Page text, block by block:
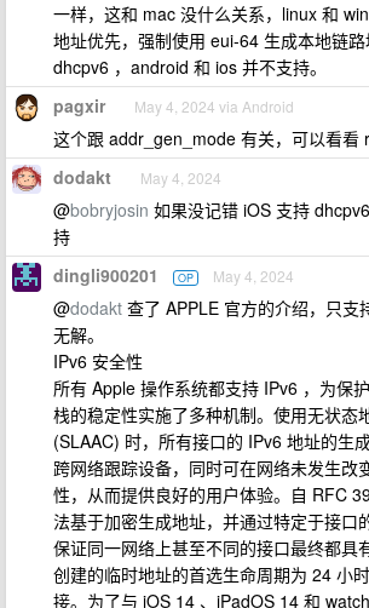
一样，这和 mac 没什么关系，linux 和
地址优先，强制使用 eui-64 生成本地链
dhcpv6 ，android 和 ios 并不支持。
pagxir May 4, 2024 via Android
这个跟 addr_gen_mode 有关，可以看看
dodakt May 4, 2024
@bobryjosin 如果没记错 iOS 支持
持
dingli900201 OP May 4, 2024
@dodakt 查了 APPLE 官方的介绍，只支
无解。
IPv6 安全性
所有 Apple 操作系统都支持 IPv6 ，为保
栈的稳定性实施了多种机制。使用无状态
(SLAAC) 时，所有接口的 IPv6 地址的生
跨网络跟踪设备，同时可在网络未发生改
性，从而提供良好的用户体验。自 RFC
法基于加密生成地址，并通过特定于接口
保证同一网络上甚至不同的接口最终都具
创建的临时地址的首选生命周期为 24 小
接。为了与 iOS 14 、iPadOS 14 和